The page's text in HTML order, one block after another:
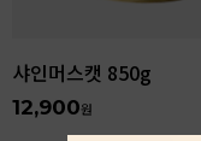
샤인머스캣 850g
12,900원